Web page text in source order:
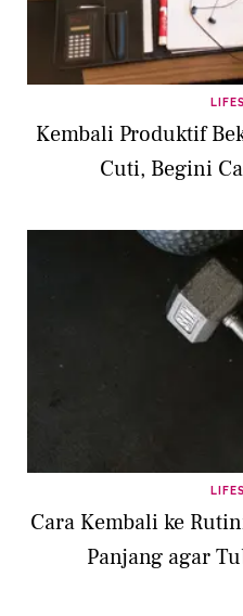
Kembali Produktif
Cuti, Begini
Cara Kembali ke
Panjang agar